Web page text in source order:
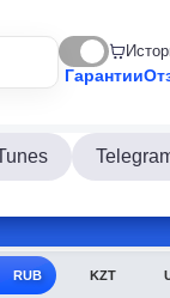
Гарантии
RUB KZT